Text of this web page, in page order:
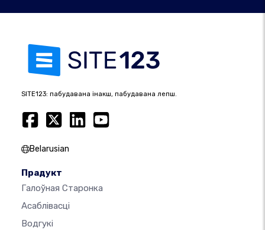
SITE123: пабудавана інакш, пабудавана лепш.
Belarusian
Прадукт
Галоўная Старонка
Асаблівасці
Водгукі